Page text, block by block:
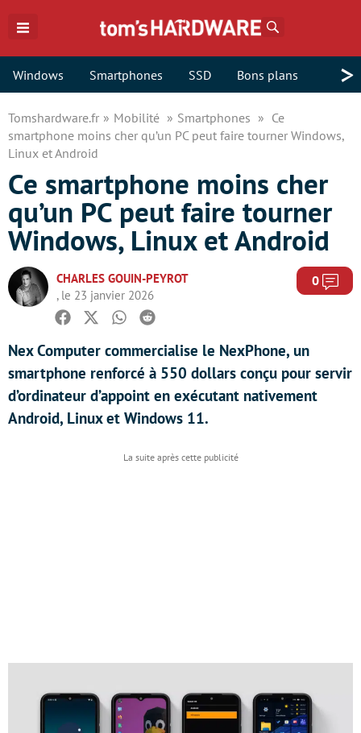
Windows Smartphones SSD Bons plans >
Tomshardware.fr Mobilité Smartphones
Ce
smartphone moins cher qu’un PC peut faire tourner Windows,
Linux et Android
Ce smartphone moins cher
qu’un PC peut faire tourner
Windows, Linux et Android
CHARLES GOUIN-PEYROT
, le 23 janvier 2026
0
Facebook
TwitterWhatsapp
Reddit
Nex Computer commercialise le NexPhone, un
smartphone renforcé à 550 dollars conçu pour servir
d’ordinateur d’appoint en exécutant nativement
Android, Linux et Windows 11.